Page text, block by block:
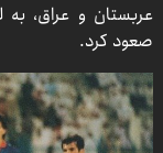
عربستان و عراق،
صعود کرد.